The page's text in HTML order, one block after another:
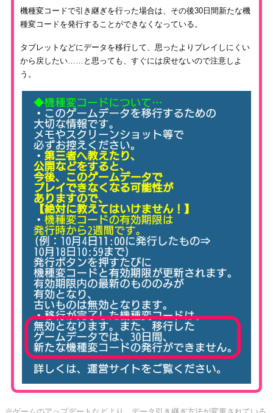
機種変コードで引き継ぎを行った場合は、その後30日間新たな機
種変コードを発行することができなくなっている。
タブレットなどにデータを移行して、思ったよりプレイしにくい
から戻したい……と思っても、すぐには戻せないので注意しよ
う。